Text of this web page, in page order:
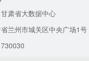
肃省大数据中心
兰州市城关区中央广场1号